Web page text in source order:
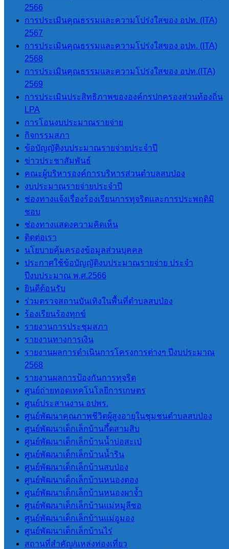
2566
การประเมินคุณธรรมและความโปร่งใสของ อปท. (ITA)
2567
การประเมินคุณธรรมและความโปร่งใสของ อปท. (ITA)
2568
การประเมินคุณธรรมและความโปร่งใสของ อปท.(ITA)
2569
การประเมินประสิทธิภาพขององค์กรปกครองส่วนท้องถิ่น
LPA
การโอนงบประมาณรายจ่าย
กิจกรรมสภา
ข้อบัญญัติงบประมาณรายจ่ายประจำปี
ข่าวประชาสัมพันธ์
คณะผู้บริหารองค์การบริหารส่วนตำบลสบป่อง
งบประมาณรายจ่ายประจำปี
ช่องทางแจ้งเรื่องร้องเรียนการทุจริตและการประพฤติมิ
ชอบ
ช่องทางแสดงความคิดเห็น
ติดต่อเรา
นโยบายคุ้มครองข้อมูลส่วนบุคคล
ประกาศใช้ข้อบัญญัติงบประมาณรายจ่าย ประจำ
ปีงบประมาณ พ.ศ.2566
ยินดีต้อนรับ
ร่วมตรวจสถานบันเทิงในพื้นที่ตำบลสบป่อง
ร้องเรียนร้องทุกข์
รายงานการประชุมสภา
รายงานทางการเงิน
รายงานผลการดำเนินการโครงการต่างๆ ปีงบประมาณ
2568
รายงานผลการป้องกันการทุจริต
ศูนย์ถ่ายทอดเทคโนโลยีการเกษตร
ศูนย์ประสานงาน อปพร.
ศูนย์พัฒนาคุณภาพชีวิตผู้สูงอายุในชุมชนตำบลสบป่อง
ศูนย์พัฒนาเด็กเล็กบ้านกึ้ดสามสิบ
ศูนย์พัฒนาเด็กเล็กบ้านน้ำบ่อสะเป่
ศูนย์พัฒนาเด็กเล็กบ้านน้ำริน
ศูนย์พัฒนาเด็กเล็กบ้านสบป่อง
ศูนย์พัฒนาเด็กเล็กบ้านหนองตอง
ศูนย์พัฒนาเด็กเล็กบ้านหนองผาจ้ำ
ศูนย์พัฒนาเด็กเล็กบ้านแม่หมูลีซอ
ศูนย์พัฒนาเด็กเล็กบ้านแม่อูมอง
ศูนย์พัฒนาเด็กเล็กบ้านไร่
สถานที่สําคัญ/แหล่งท่องเที่ยว
แผนดำเนินงาน
แผนดำเนินงาน
รายงานการ
การดำเนินงาน
รอบ6เดือน
ดำเนินงาน
ประจำปี
การปฏิบัติงาน
คู่มือหรือ
มาตรฐานการ
ปฏิบัติงาน
การให้บริการ
มาตรฐานการ
ให้บริการ
ข้อมูลเชิงสถิติ
การให้บริการ
รายงานผลการ
สำรวจความพึง
พอใจการให้
บริการ
E-Service
9.3 การบริหารเงินงบ
ประมาณ
แผนการใช้จ่ายงบ
ประมาณประจำปี
แผนการใช้จ่าย
งบประมาณ
ประจำปี
รายงานการ
กำกับติดตาม
การใช้จ่ายงบ
ประมาณประจำ
ปี รอบ 6 เดือน
รายงานผลการ
ใช้จ่ายงบ
ประมาณประจำ